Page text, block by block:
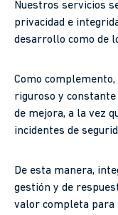
Nuestros servicios
privacidad e
desarrollo como de
Como
riguroso y
de mejora, a la vez
incidentes de
De esta manera,
gestión y de
valor completa